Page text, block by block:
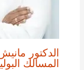
الدكتور
المسالك